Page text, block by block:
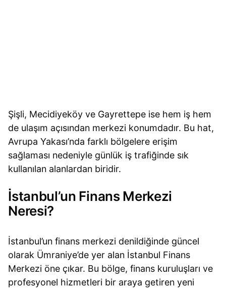
Şişli, Mecidiyeköy ve Gayrettepe ise hem iş hem
de ulaşım açısından merkezi konumdadır. Bu hat,
Avrupa Yakası’nda farklı bölgelere erişim
sağlaması nedeniyle günlük iş trafiğinde sık
kullanılan alanlardan biridir.
İstanbul’un Finans Merkezi
Neresi?
İstanbul’un finans merkezi denildiğinde güncel
olarak Ümraniye’de yer alan İstanbul Finans
Merkezi öne çıkar. Bu bölge, finans kuruluşları ve
profesyonel hizmetleri bir araya getiren yeni